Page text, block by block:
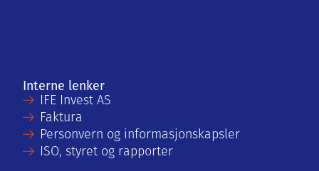
Interne lenker
IFE Invest AS
Faktura
Personvern og informasjonskapsler
ISO, styret og rapporter